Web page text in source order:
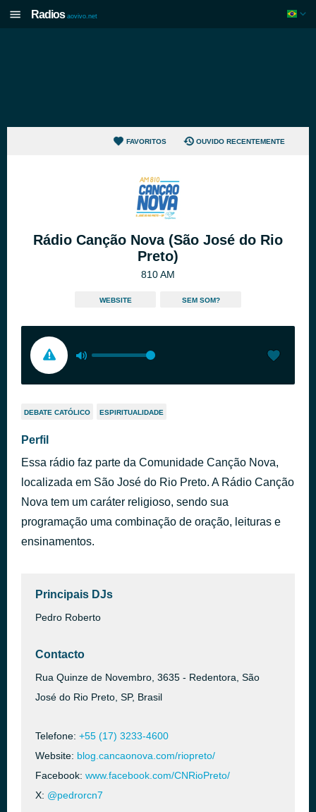
Radios aovivo.net
FAVORITOS OUVIDO RECENTEMENTE
Rádio Canção Nova (São José do Rio
Preto)
810 AM
WEBSITE SEM SOM?
DEBATE CATÓLICO ESPIRITUALIDADE
Perfil
Essa rádio faz parte da Comunidade Canção Nova,
localizada em São José do Rio Preto. A Rádio Canção
Nova tem um caráter religioso, sendo sua
programação uma combinação de oração, leituras e
ensinamentos.
Principais DJs
Pedro Roberto
Contacto
Rua Quinze de Novembro, 3635 - Redentora, São
José do Rio Preto, SP, Brasil
Telefone: +55 (17) 3233-4600
Website: blog.cancaonova.com/riopreto/
Facebook: www.facebook.com/CNRioPreto/
X: @pedrorcn7